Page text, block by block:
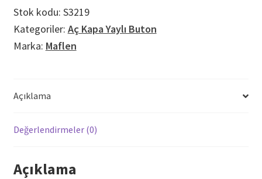
Siyah
Anahtar
Tip20
Stok kodu: S3219
Kategoriler: Aç Kapa Yaylı Buton
Marka: Maflen
Açıklama
Değerlendirmeler (0)
Açıklama